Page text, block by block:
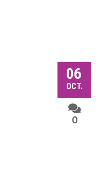
06
OCT.
0